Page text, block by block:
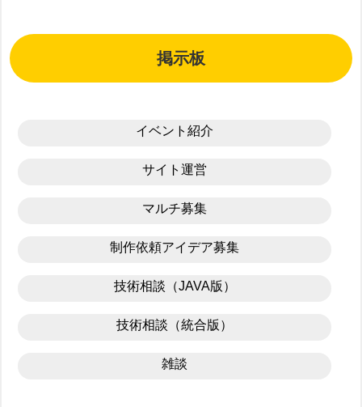
掲示板
イベント紹介
サイト運営
マルチ募集
制作依頼アイデア募集
技術相談（JAVA版）
技術相談（統合版）
雑談